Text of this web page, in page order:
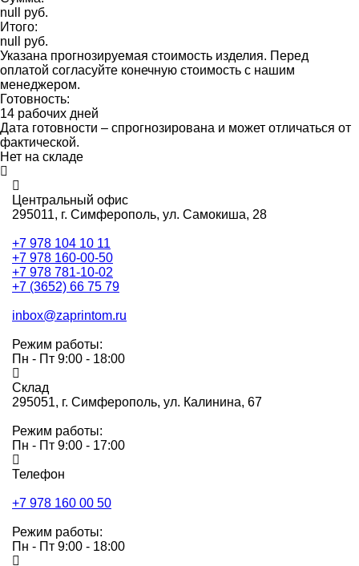
null руб.
Итого:
null руб.
Указана прогнозируемая стоимость изделия. Перед
оплатой согласуйте конечную стоимость с нашим
менеджером.
Готовность:
14 рабочих дней
Дата готовности – спрогнозирована и может отличаться от
фактической.
Нет на складе
Центральный офис
295011, г. Симферополь, ул. Самокиша, 28
+7 978 104 10 11
+7 978 160-00-50
+7 978 781-10-02
+7 (3652) 66 75 79
inbox@zaprintom.ru
Режим работы:
Пн - Пт 9:00 - 18:00
Склад
295051, г. Симферополь, ул. Калинина, 67
Режим работы:
Пн - Пт 9:00 - 17:00
Телефон
+7 978 160 00 50
Режим работы:
Пн - Пт 9:00 - 18:00